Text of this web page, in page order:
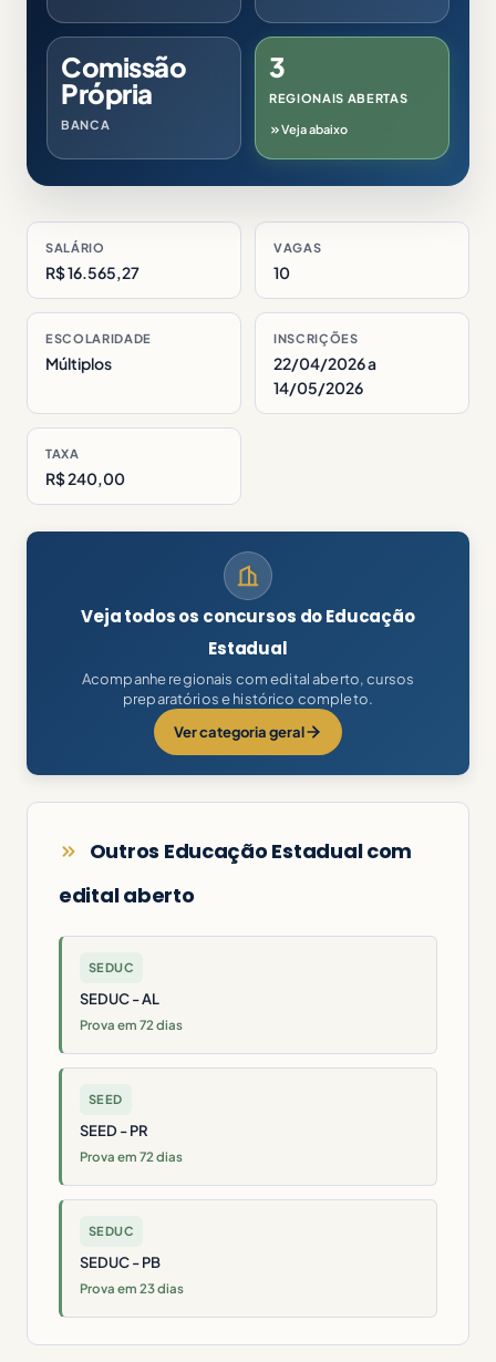
Comissão
Própria
BANCA
3
REGIONAIS ABERTAS
Veja abaixo
SALÁRIO
R$ 16.565,27
VAGAS
10
ESCOLARIDADE
Múltiplos
INSCRIÇÕES
22/04/2026 a
14/05/2026
TAXA
R$ 240,00
Veja todos os concursos do Educação
Estadual
Acompanhe regionais com edital aberto, cursos
preparatórios e histórico completo.
Ver categoria geral
Outros Educação Estadual com
edital aberto
SEDUC
SEDUC - AL
Prova em 72 dias
SEED
SEED - PR
Prova em 72 dias
SEDUC
SEDUC - PB
Prova em 23 dias